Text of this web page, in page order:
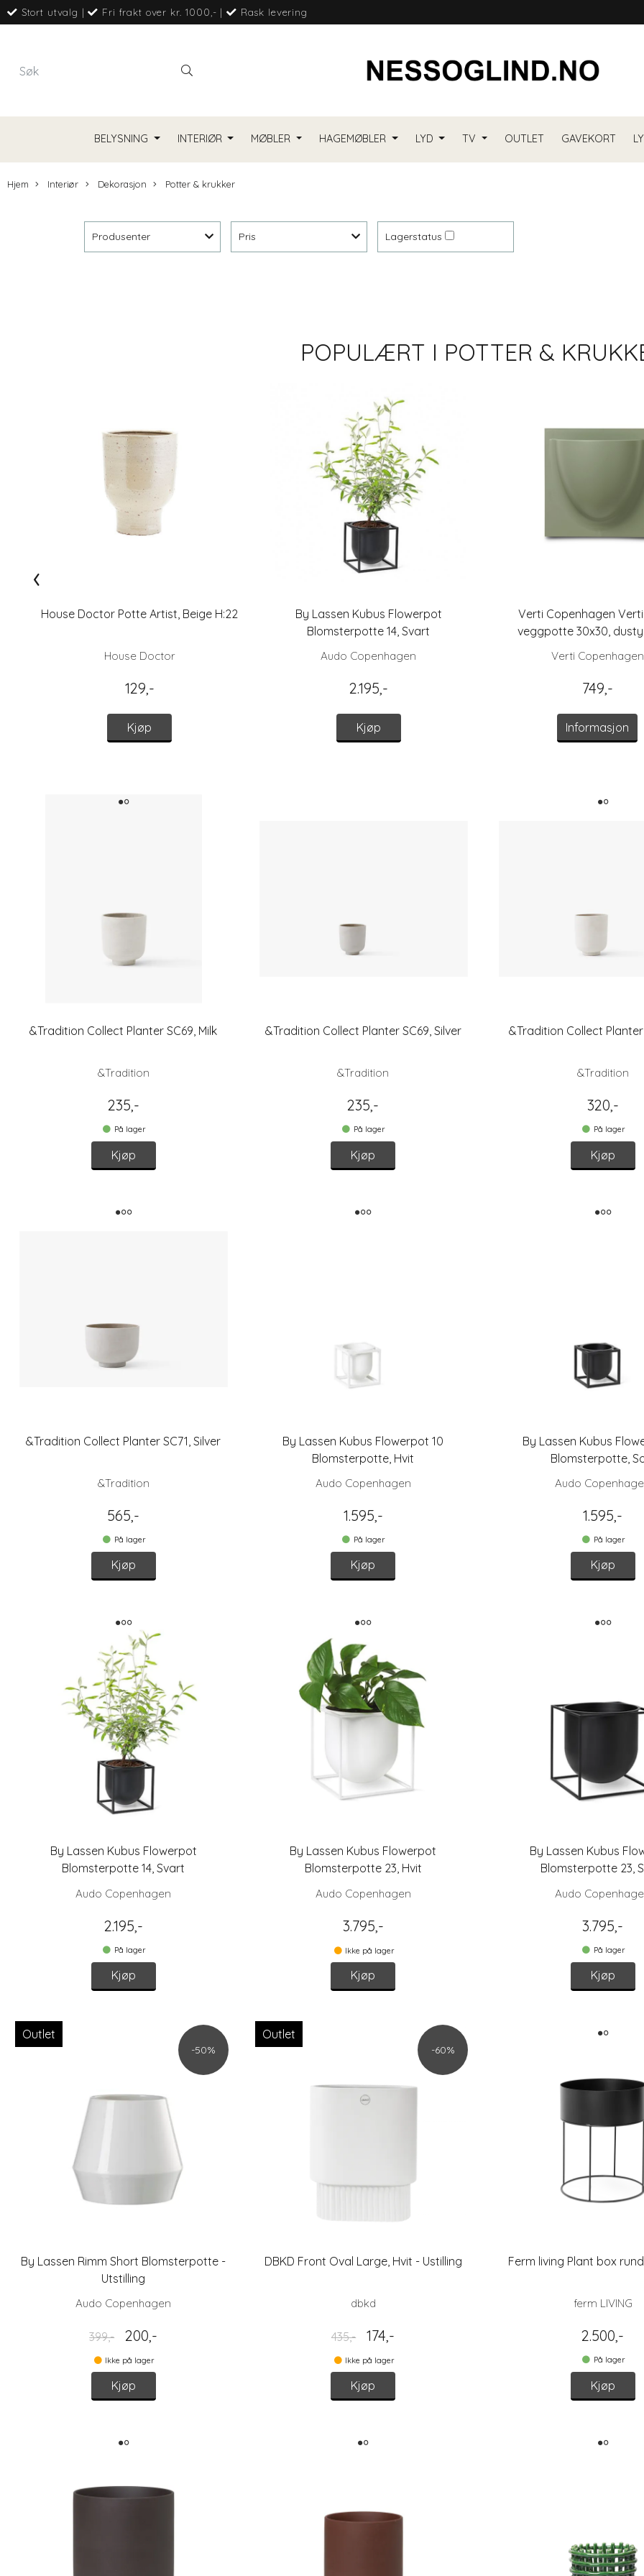
Stort utvalg | Fri frakt over kr. 1000,- | Rask levering
BELYSNING INTERIØR MØBLER HAGEMØBLER LYD TV OUTLET GAVEKORT
Hjem Interiør Dekorasjon Potter & krukker
Produsenter Pris Lagerstatus
POPULÆRT I POTTER &
House Doctor Potte Artist, Beige H:22
House Doctor
129,-
Kjøp
By Lassen Kubus Flowerpot
Blomsterpotte 14, Svart
Audo Copenhagen
2.195,-
Kjøp
Verti Copenhagen
veggpotte 30x30,
Verti Copenhagen
749,-
Informasjon
‹
&Tradition Collect Planter SC69, Milk
&Tradition
235,-
På lager
Kjøp
&Tradition Collect Planter SC69, Silver
&Tradition
235,-
På lager
Kjøp
&Tradition Collect Planter
&Tradition
320,-
På lager
Kjøp
&Tradition Collect Planter SC71, Silver
&Tradition
565,-
På lager
Kjøp
By Lassen Kubus Flowerpot 10
Blomsterpotte, Hvit
Audo Copenhagen
1.595,-
På lager
Kjøp
By Lassen Kubus
Blomsterpotte,
Audo
1.595,-
På lager
Kjøp
By Lassen Kubus Flowerpot
Blomsterpotte 14, Svart
Audo Copenhagen
2.195,-
På lager
Kjøp
By Lassen Kubus Flowerpot
Blomsterpotte 23, Hvit
Audo Copenhagen
3.795,-
Ikke på lager
Kjøp
By Lassen Kubus
Blomsterpotte 23,
Audo
3.795,-
På lager
Kjøp
Outlet
-50%
By Lassen Rimm Short Blomsterpotte -
Utstilling
Audo Copenhagen
399,- 200,-
Ikke på lager
Kjøp
Outlet
-60%
DBKD Front Oval Large, Hvit - Ustilling
dbkd
435,- 174,-
Ikke på lager
Kjøp
Ferm living Plant box
ferm LIVING
2.500,-
På lager
Kjøp